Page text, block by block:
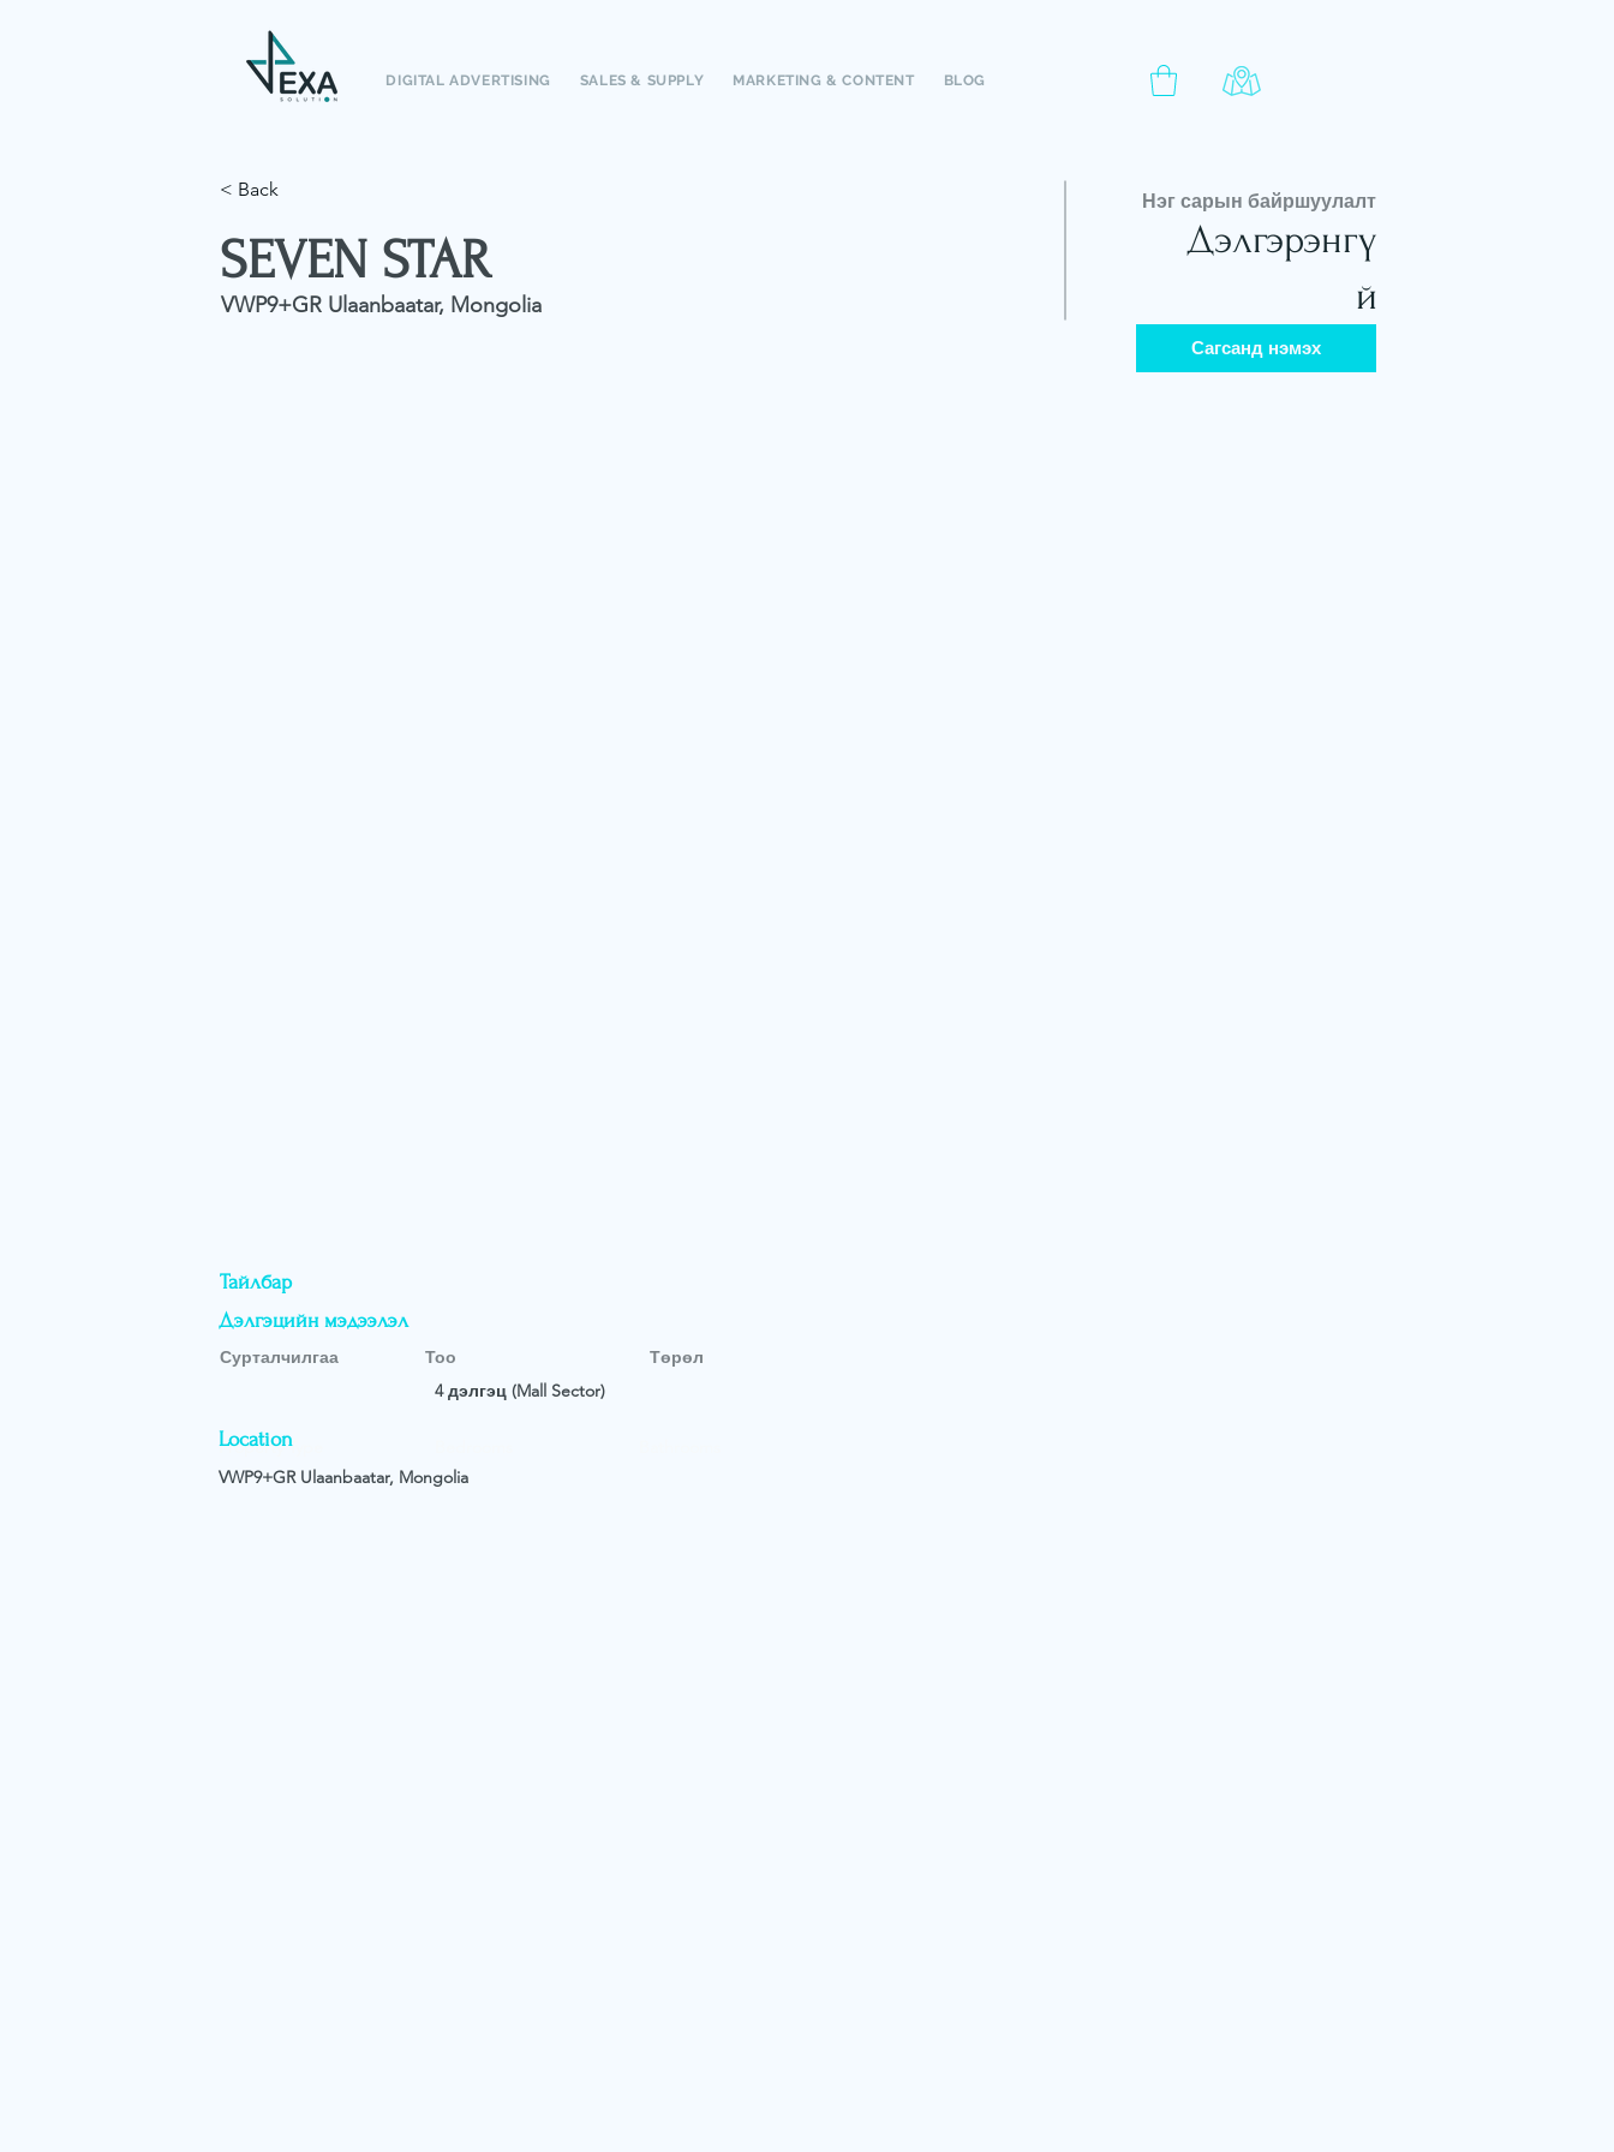
DIGITAL ADVERTISING SALES & SUPPLY MARKETING & CONTENT BLOG
< Back
SEVEN STAR
VWP9+GR Ulaanbaatar, Mongolia
Дэлгэрэнгү
й
Нэг сарын байршуулалт
Сагсанд нэмэх
Тайлбар
Дэлгэцийн мэдээлэл
Сурталчилгаа
Тоо
4 дэлгэц (Mall Sector)
Төрөл
Property Type
Location
VWP9+GR Ulaanbaatar, Mongolia